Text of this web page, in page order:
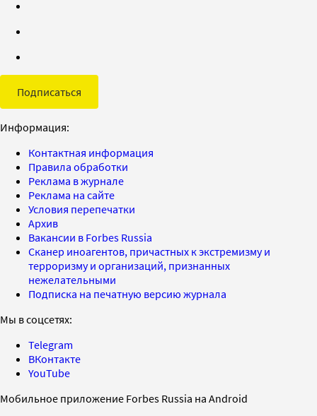
Подписаться
Информация:
Контактная информация
Правила обработки
Реклама в журнале
Реклама на сайте
Условия перепечатки
Архив
Вакансии в Forbes Russia
Сканер иноагентов, причастных к экстремизму и
терроризму и организаций, признанных
нежелательными
Подписка на печатную версию журнала
Мы в соцсетях:
Telegram
ВКонтакте
YouTube
Мобильное приложение Forbes Russia на Android